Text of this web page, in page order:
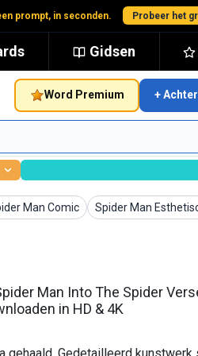
prompt, in seconden. Probeer het
Gidsen
Word Premium +
Man Comic Spider Man
Achtergronden
Man Into The Spider
in HD & 4K